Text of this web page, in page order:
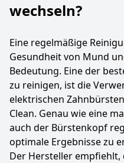
wechseln?
Eine regelmäßige
Gesundheit von Mund
Bedeutung. Eine der
zu reinigen, ist die
elektrischen
Clean. Genau wie eine
auch der Bürstenkopf
optimale Ergebnisse zu
Der Hersteller